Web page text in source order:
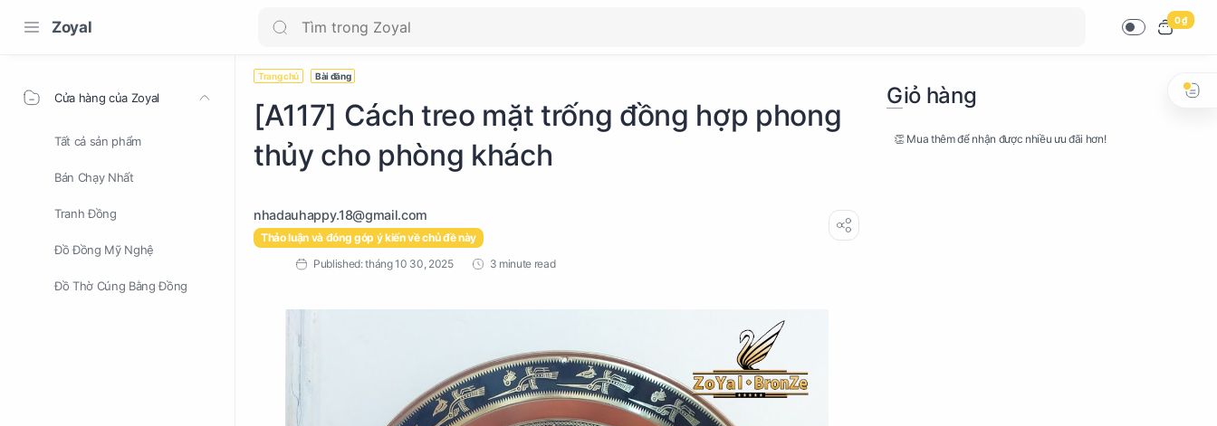
Zoyal 0 ₫
Cửa hàng của Zoyal
Tất cả sản phẩm
Bán Chạy Nhất
Tranh Đồng
Đồ Đồng Mỹ Nghệ
Đồ Thờ Cúng Bằng Đồng
Trang chủ Bài đăng
[A117] Cách treo mặt trống đồng hợp phong
thủy cho phòng khách
Thảo luận và đóng góp ý kiến về chủ đề này
3 minute read
Giỏ hàng
👏 Mua thêm để nhận được nhiều ưu đãi hơn!